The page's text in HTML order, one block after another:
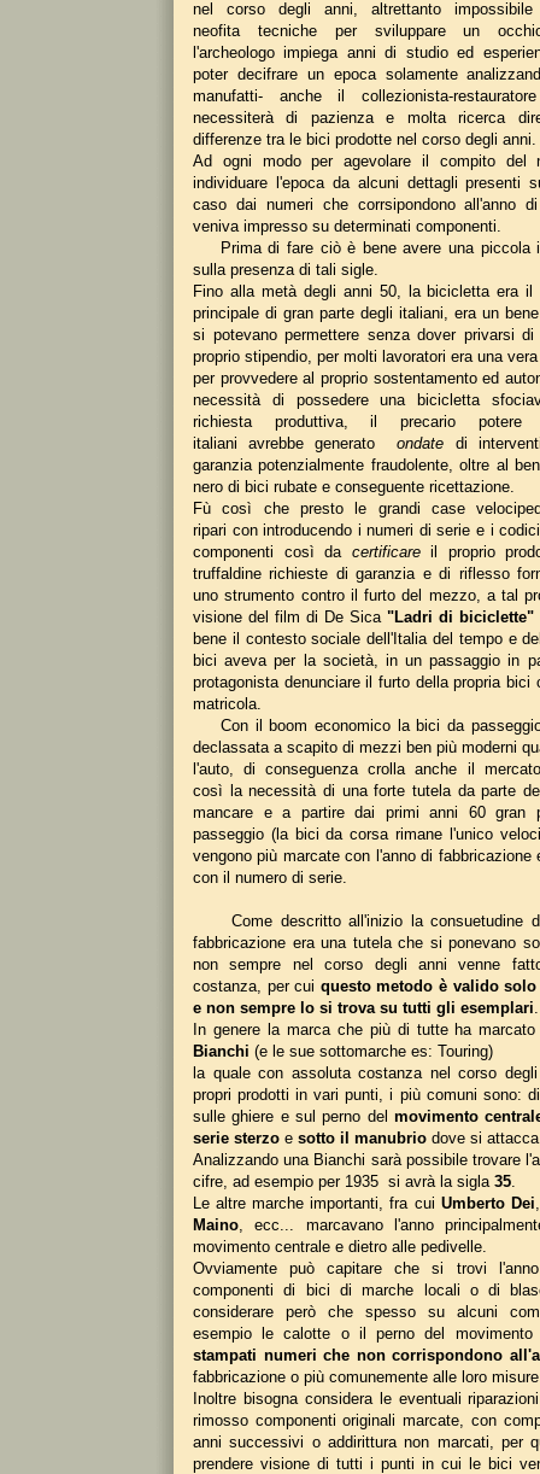
nel corso degli anni, altrettanto
neofita tecniche per sviluppare un
l'archeologo impiega anni di studio ed
poter decifrare un epoca solamente
manufatti- anche il collezionista-
necessiterà di pazienza e molta ricerca
differenze tra le bici prodotte nel corso degli anni.
Ad ogni modo per agevolare il compito del
individuare l'epoca da alcuni dettagli presenti
caso dai numeri che corrsipondono all'anno
veniva impresso su determinati componenti.
Prima di fare ciò è bene avere una piccola
sulla presenza di tali sigle.
Fino alla metà degli anni 50, la bicicletta era il
principale di gran parte degli italiani, era un
si potevano permettere senza dover privarsi
proprio stipendio, per molti lavoratori era una
per provvedere al proprio sostentamento ed
necessità di possedere una bicicletta
richiesta produttiva, il precario potere
italiani avrebbe generatoondate di
garanzia potenzialmente fraudolente, oltre al
nero di bici rubate e conseguente ricettazione.
Fù così che presto le grandi case
ripari con introducendo i numeri di serie e i
componenti così da certificareil proprio
truffaldine richieste di garanzia e di riflesso
uno strumento contro il furto del mezzo, a tal
visione del film di De Sica "Ladri di biciclette"
bene il contesto sociale dell'Italia del tempo e
bici aveva per la società, in un passaggio in
protagonista denunciare il furto della propria bici
matricola.
Con il boom economico la bici da
declassata a scapito di mezzi ben più moderni
l'auto, di conseguenza crolla anche il
così la necessità di una forte tutela da parte
mancare e a partire dai primi anni 60 gran
passeggio (la bici da corsa rimane l'unico
vengono più marcate con l'anno di fabbricazione
con il numero di serie.
Come descritto all'inizio la consuetudine
fabbricazione era una tutela che si ponevano
non sempre nel corso degli anni venne
costanza, per cui questo metodo è valido
e non sempre lo si trova su tutti gli esemplari
In genere la marca che più di tutte ha
Bianchi (e le sue sottomarche es: Touring)
la quale con assoluta costanza nel corso
propri prodotti in vari punti, i più comuni sono:
sulle ghiere e sul perno del movimento
serie sterzo e sotto il manubrio dove si
Analizzando una Bianchi sarà possibile trovare
cifre, ad esempio per 1935 si avrà la sigla 35
Le altre marche importanti, fra cui Umberto Dei
Maino , ecc... marcavano l'anno
movimento centrale e dietro alle pedivelle.
Ovviamente può capitare che si trovi
componenti di bici di marche locali o di
considerare però che spesso su alcuni
esempio le calotte o il perno del movimento
stampati numeri che non corrispondono
fabbricazione o più comunemente alle loro
Inoltre bisogna considera le eventuali
rimosso componenti originali marcate, con
anni successivi o addirittura non marcati, per
prendere visione di tutti i punti in cui le bici